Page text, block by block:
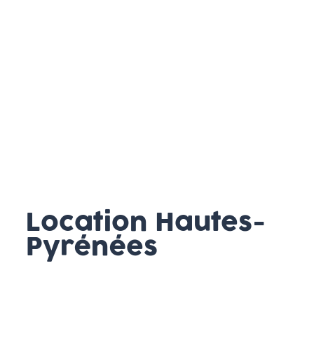
Location Hautes-
Pyrénées